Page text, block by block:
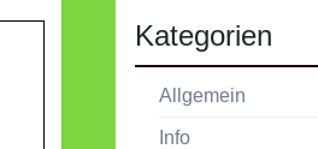
Kategorien
Allgemein
Info